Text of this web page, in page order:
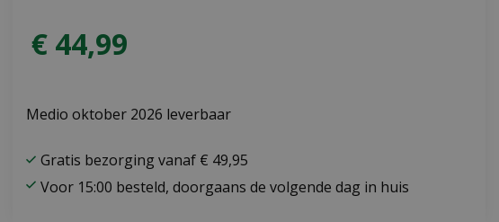
€ 44,99
Medio oktober 2026 leverbaar
Gratis bezorging vanaf € 49,95
Voor 15:00 besteld, doorgaans de volgende dag in huis